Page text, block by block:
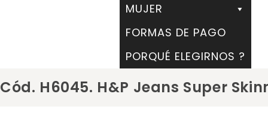
MUJER
FORMAS DE PAGO
PORQUÉ ELEGIRNOS ?
Cód. H6045. H&P Jeans Super